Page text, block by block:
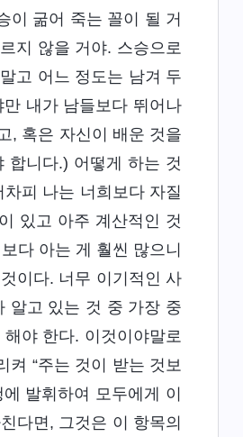
이 굶어 죽는 꼴이 될 거
지 않을 거야. 스승으로
고 어느 정도는 남겨 두
내가 남들보다 뛰어나
, 혹은 자신이 배운 것을
합니다.) 어떻게 하는 것
피 나는 너희보다 자질
있고 아주 계산적인 것
다 아는 게 훨씬 많으니
이다. 너무 이기적인 사
알고 있는 것 중 가장 중
야 한다. 이것이야말로
켜 “주는 것이 받는 것보
발휘하여 모두에게 이
다면, 그것은 이 항목의